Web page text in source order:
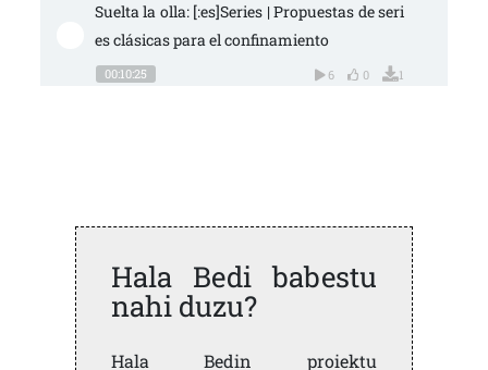
Suelta la olla: [:es]Series | Propuestas de seri
es clásicas para el confinamiento
00:10:25 6 0 1
Hala Bedi babestu
nahi duzu?
Hala Bedin proiektu